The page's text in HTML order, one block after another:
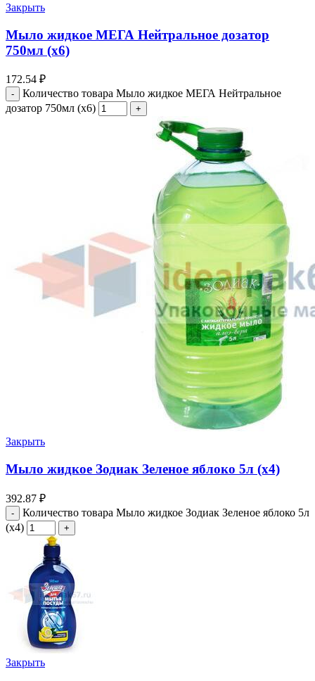
Закрыть
Мыло жидкое МЕГА Нейтральное дозатор
750мл (х6)
172.54 ₽
Количество товара Мыло жидкое МЕГА Нейтральное
дозатор 750мл (х6)
Закрыть
Мыло жидкое Зодиак Зеленое яблоко 5л (х4)
392.87 ₽
Количество товара Мыло жидкое Зодиак Зеленое яблоко 5л
(х4)
Закрыть